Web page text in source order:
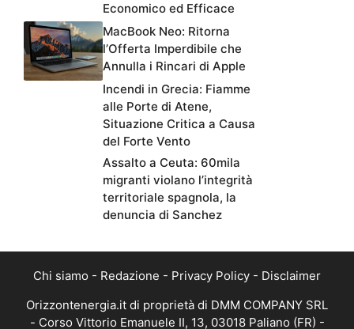
Economico ed Efficace
MacBook Neo: Ritorna
l’Offerta Imperdibile che
Annulla i Rincari di Apple
Incendi in Grecia: Fiamme
alle Porte di Atene,
Situazione Critica a Causa
del Forte Vento
Assalto a Ceuta: 60mila
migranti violano l’integrità
territoriale spagnola, la
denuncia di Sanchez
Chi siamo - Redazione - Privacy Policy - Disclaimer
Orizzontenergia.it di proprietà di DMM COMPANY SRL
- Corso Vittorio Emanuele II, 13, 03018 Paliano (FR) -